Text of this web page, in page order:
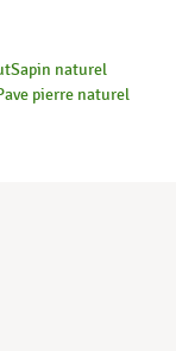
Sapin naturel
pierre naturel